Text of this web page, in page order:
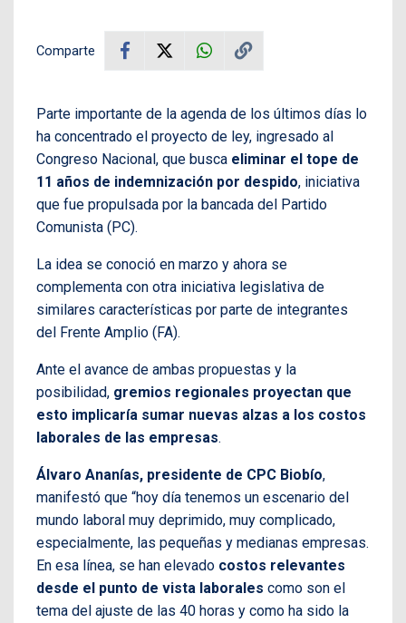
Comparte
Parte importante de la agenda de los últimos días lo
ha concentrado el proyecto de ley, ingresado al
Congreso Nacional, que busca eliminar el tope de
11 años de indemnización por despido, iniciativa
que fue propulsada por la bancada del Partido
Comunista (PC).
La idea se conoció en marzo y ahora se
complementa con otra iniciativa legislativa de
similares características por parte de integrantes
del Frente Amplio (FA).
Ante el avance de ambas propuestas y la
posibilidad, gremios regionales proyectan que
esto implicaría sumar nuevas alzas a los costos
laborales de las empresas.
Álvaro Ananías, presidente de CPC Biobío,
manifestó que “hoy día tenemos un escenario del
mundo laboral muy deprimido, muy complicado,
especialmente, las pequeñas y medianas empresas.
En esa línea, se han elevado costos relevantes
desde el punto de vista laborales como son el
tema del ajuste de las 40 horas y como ha sido la